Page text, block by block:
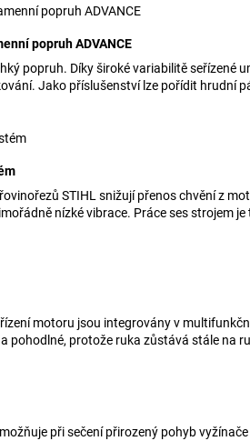
popruh ADVANCE
popruh. Díky široké variabilitě seřízené
Jako příslušenství lze pořídit hrudní
STIHL snižují přenos chvění z
nízké vibrace. Práce ses strojem
motoru jsou integrovány v
pohodlné, protože ruka zůstává stále na
při sečení přirozený pohyb